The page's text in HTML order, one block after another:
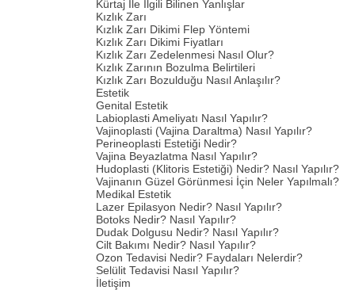
Kürtaj İle İlgili Bilinen Yanlışlar
Kızlık Zarı
Kızlık Zarı Dikimi Flep Yöntemi
Kızlık Zarı Dikimi Fiyatları
Kızlık Zarı Zedelenmesi Nasıl Olur?
Kızlık Zarının Bozulma Belirtileri
Kızlık Zarı Bozulduğu Nasıl Anlaşılır?
Estetik
Genital Estetik
Labioplasti Ameliyatı Nasıl Yapılır?
Vajinoplasti (Vajina Daraltma) Nasıl Yapılır?
Perineoplasti Estetiği Nedir?
Vajina Beyazlatma Nasıl Yapılır?
Hudoplasti (Klitoris Estetiği) Nedir? Nasıl Yapılır?
Vajinanın Güzel Görünmesi İçin Neler Yapılmalı?
Medikal Estetik
Lazer Epilasyon Nedir? Nasıl Yapılır?
Botoks Nedir? Nasıl Yapılır?
Dudak Dolgusu Nedir? Nasıl Yapılır?
Cilt Bakımı Nedir? Nasıl Yapılır?
Ozon Tedavisi Nedir? Faydaları Nelerdir?
Selülit Tedavisi Nasıl Yapılır?
İletişim